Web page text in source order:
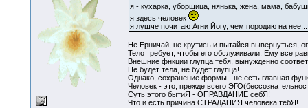
я - кухарка, уборщица, нянька, жена, мама,
я здесь человек
я лушче почитаю Агни Йогу, чем породию на нее...
Не Ёрничай, не крутись и пытайся вывернуться,
Тело требует, чтобы его обслуживали. Ему все
Внешние фнкции глупца тебя, вынужденно
Не будет тела, не будет глупца!
Однако, сохранение формы - не есть главная
Человек - это, прежде всего
Суть этого бытиЯ - ОПРАВДАНИЕ себЯ!
Что и есть причина СТРАДАНИЯ человека тебЯ!